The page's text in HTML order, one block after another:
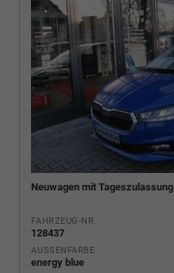
Neuwagen mit Tageszulassung
FAHRZEUG-NR.
128437
AUSSENFARBE
energy blue